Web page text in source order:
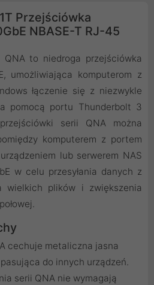
Przejściówka
NBASE-T RJ-45
QNA to niedroga przejściówka
umożliwiająca komputerom z
łączenie się z niezwykle
pomocą portu Thunderbolt 3
serii QNA można
komputerem z portem
lub serwerem NAS
w celu przesyłania danych z
wielkich plików i zwiększenia
cechuje metaliczna jasna
do innych urządzeń.
serii QNA nie wymagają